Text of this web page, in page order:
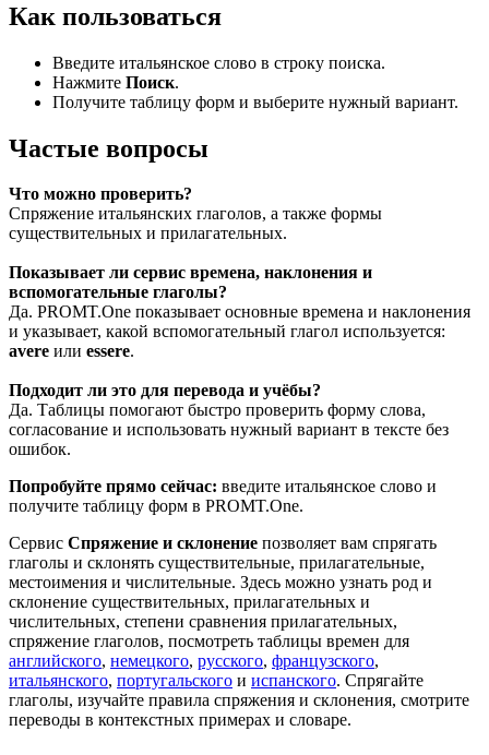
Как пользоваться
Введите итальянское слово в строку поиска.
Нажмите Поиск.
Получите таблицу форм и выберите нужный вариант.
Частые вопросы
Что можно проверить?
Спряжение итальянских глаголов, а также формы
существительных и прилагательных.
Показывает ли сервис времена, наклонения и
вспомогательные глаголы?
Да. PROMT.One показывает основные времена и наклонения
и указывает, какой вспомогательный глагол используется:
avere или essere.
Подходит ли это для перевода и учёбы?
Да. Таблицы помогают быстро проверить форму слова,
согласование и использовать нужный вариант в тексте без
ошибок.
Попробуйте прямо сейчас: введите итальянское слово и
получите таблицу форм в PROMT.One.
Сервис Спряжение и склонение позволяет вам спрягать
глаголы и склонять существительные, прилагательные,
местоимения и числительные. Здесь можно узнать род и
склонение существительных, прилагательных и
числительных, степени сравнения прилагательных,
спряжение глаголов, посмотреть таблицы времен для
английского, немецкого, русского, французского,
итальянского, португальского и испанского. Спрягайте
глаголы, изучайте правила спряжения и склонения, смотрите
переводы в контекстных примерах и словаре.